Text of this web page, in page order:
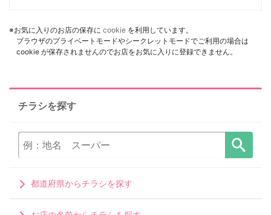
※お気に入りのお店の保存に cookie を利用しています。
ブラウザのプライベートモードやシークレットモードでご利用の場合は
cookie が保存されませんのでお店をお気に入りに登録できません。
チラシを探す
都道府県からチラシを探す